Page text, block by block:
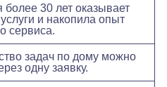
более 30 лет оказывает
и накопила опыт
сервиса.
задач по дому можно
одну заявку.